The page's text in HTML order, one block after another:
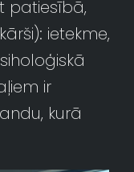
patiesībā,
ietekme,
ir
kurā